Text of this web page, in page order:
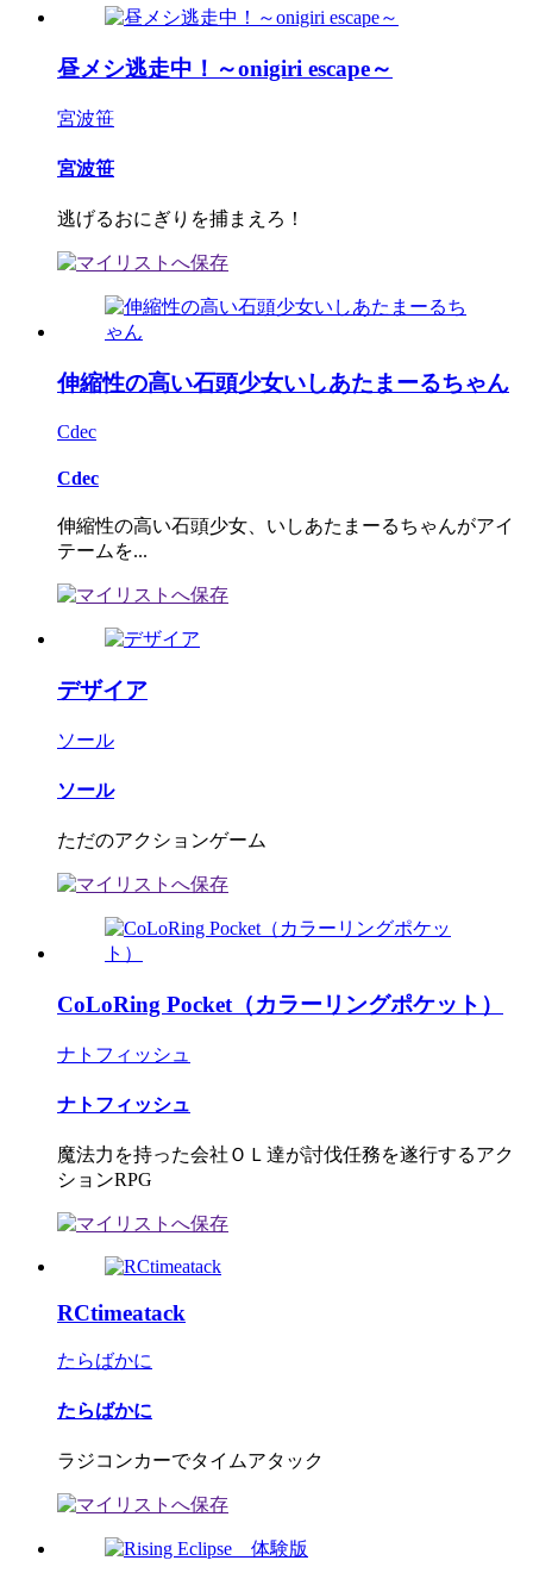
昼メシ逃走中！～onigiri escape～
宮波笹
宮波笹
逃げるおにぎりを捕まえろ！
伸縮性の高い石頭少女いしあたまーるちゃん
Cdec
Cdec
伸縮性の高い石頭少女、いしあたまーるちゃんがアイ
テームを...
デザイア
ソール
ソール
ただのアクションゲーム
CoLoRing Pocket（カラーリングポケット）
ナトフィッシュ
ナトフィッシュ
魔法力を持った会社ＯＬ達が討伐任務を遂行するアク
ションRPG
RCtimeatack
たらばかに
たらばかに
ラジコンカーでタイムアタック